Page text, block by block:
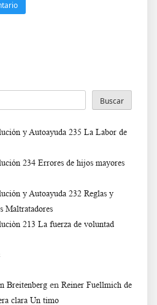
Buscar
y Autoayuda 235 La Labor de
234 Errores de hijos mayores
y Autoayuda 232 Reglas y
Maltratadores
213 La fuerza de voluntad
Breitenberg en Reiner Fuellmich de
clara Un timo